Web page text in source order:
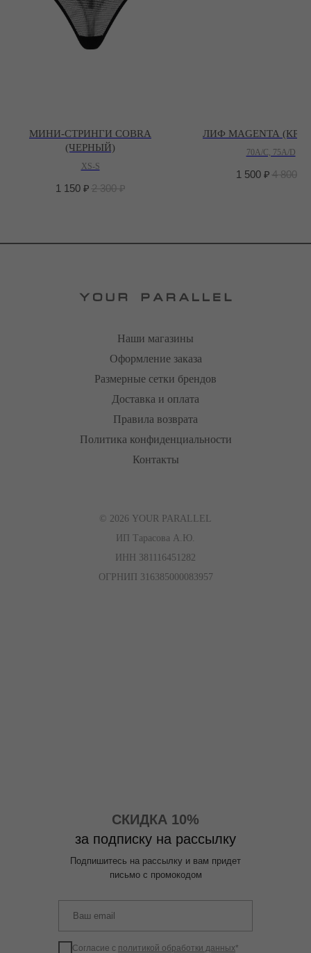
МИНИ-СТРИНГИ COBRA
(ЧЕРНЫЙ)
XS-S
1 150 ₽ 2 300 ₽
ЛИФ MAGENTA
70A/C, 75A/D
1 500 ₽ 4 800
Наши магазины
Оформление заказа
Размерные сетки брендов
Доставка и оплата
Правила возврата
Политика конфиденциальности
Контакты
© 2026 YOUR PARALLEL
ИП Тарасова А.Ю.
ИНН 381116451282
ОГРНИП 316385000083957
СКИДКА 10%
за подписку на рассылку
Подпишитесь на рассылку и вам придет
письмо с промокодом
Согласие с политикой обработки данных*